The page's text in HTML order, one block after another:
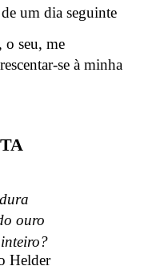
um dia seguinte
seu, me
se à minha
ouro
inteiro?